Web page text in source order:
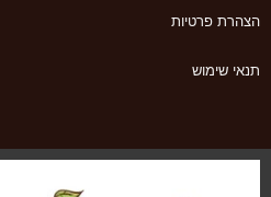
הצהרת פרטיות
תנאי שימוש